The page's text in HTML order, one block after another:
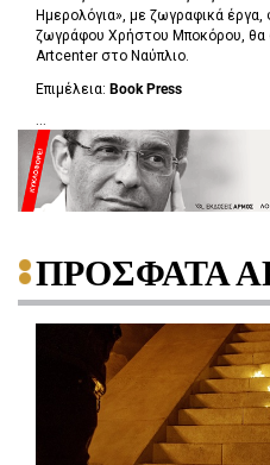
Ημερολόγια», με ζωγραφικά
ζωγράφου Χρήστου Μποκόρου, θα
Artcenter στο Ναύπλιο.
Επιμέλεια: Book Press
...
ΠΡΟΣΦΑΤΑ